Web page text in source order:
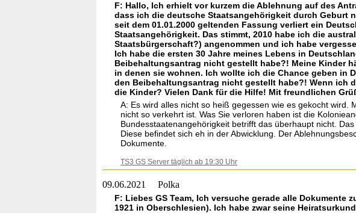
F: Hallo, Ich erhielt vor kurzem die Ablehnung auf des
dass ich die deutsche Staatsangehörigkeit durch Geburt
seit dem 01.01.2000 geltenden Fassung verliert ein
Staatsangehörigkeit. Das stimmt, 2010 habe ich die
Staatsbürgerschaft?) angenommen und ich habe
Ich habe die ersten 30 Jahre meines Lebens in
Beibehaltungsantrag nicht gestellt habe?! Meine Kinder
in denen sie wohnen. Ich wollte ich die Chance geben in
den Beibehaltungsantrag nicht gestellt habe?! Wenn ich
die Kinder? Vielen Dank für die Hilfe! Mit freundlichen
A: Es wird alles nicht so heiß gegessen wie es gekocht
nicht so verkehrt ist. Was Sie verloren haben ist die
Bundesstaatenangehörigkeit betrifft das überhaupt nicht.
Diese befindet sich eh in der Abwicklung. Der
Dokumente.
TS3 GS Server täglich ab 19:30 Uhr
09.06.2021 Polka
F: Liebes GS Team, Ich versuche gerade alle Dokumente
1921 in Oberschlesien). Ich habe zwar seine